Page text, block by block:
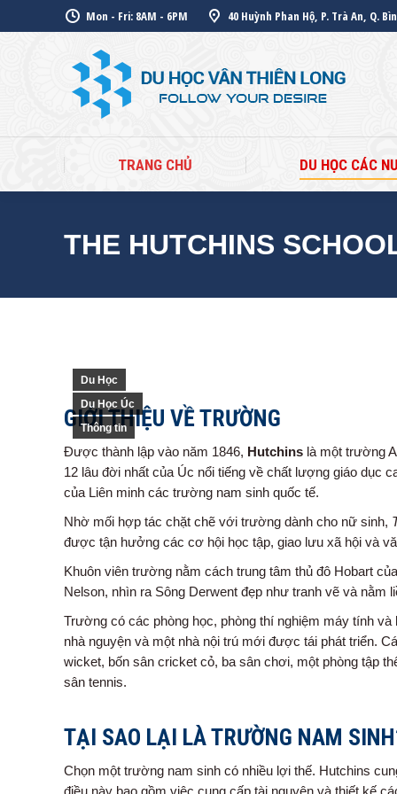
Mon - Fri: 8AM - 6PM 40 Huỳnh Phan Hộ, P. Trà An, Q.
TRANG CHỦ DU HỌC CÁC
THE HUTCHINS
Du Học
Du Học Úc
Thông tin
GIỚI THIỆU VỀ TRƯỜNG
Được thành lập vào năm 1846, Hutchins là một trường
12 lâu đời nhất của Úc nổi tiếng về chất lượng giáo dục
của Liên minh các trường nam sinh quốc tế.
Nhờ mối hợp tác chặt chẽ với trường dành cho nữ sinh,
được tận hưởng các cơ hội học tập, giao lưu xã hội và
Khuôn viên trường nằm cách trung tâm thủ đô Hobart
Nelson, nhìn ra Sông Derwent đẹp như tranh vẽ và
Trường có các phòng học, phòng thí nghiệm máy tính
nhà nguyện và một nhà nội trú mới được tái phát triển.
wicket, bốn sân cricket cỏ, ba sân chơi, một phòng tập
sân tennis.
TẠI SAO LẠI LÀ TRƯỜNG NAM
Chọn một trường nam sinh có nhiều lợi thế. Hutchins
điều này bao gồm việc cung cấp tài nguyên và thiết kế